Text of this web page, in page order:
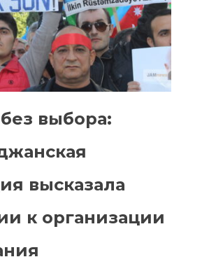
выбора:
высказала
к организации